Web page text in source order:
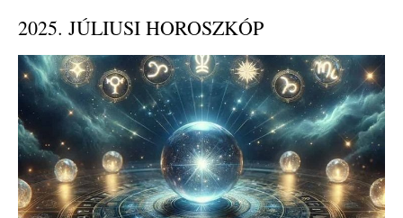
2025. JÚLIUSI HOROSZKÓP